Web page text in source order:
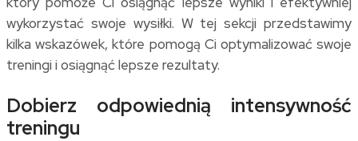
wykorzystać swoje wysiłki. W tej sekcji przedstawimy
kilka wskazówek, które pomogą Ci optymalizować swoje
treningi i osiągnąć lepsze rezultaty.
Dobierz odpowiednią intensywność
treningu